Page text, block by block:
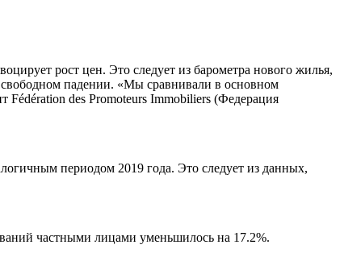
рост цен. Это следует из барометра нового жилья,
свободном падении. «Мы сравнивали в основном
Fédération des Promoteurs Immobiliers (Федерация
периодом 2019 года. Это следует из данных,
частными лицами уменьшилось на 17.2%.